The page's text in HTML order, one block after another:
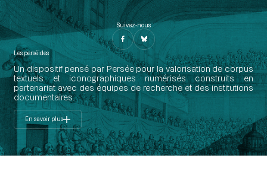
Suivez-nous
Les perséides
Un dispositif pensé par Persée pour la valorisation de corpus
textuels et iconographiques numérisés construits en
partenariat avec des équipes de recherche et des institutions
documentaires.
En savoir plus